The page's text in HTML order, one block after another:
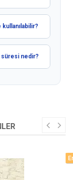
kullanılabilir?
süresi nedir?